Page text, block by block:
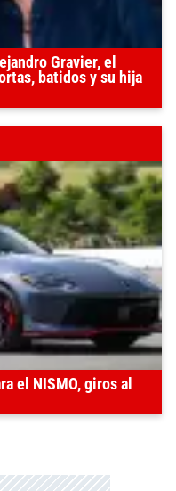
Gravier, el
batidos y su hija
el NISMO, giros al